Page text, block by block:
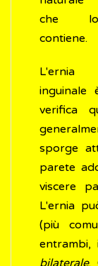
che lo
contiene.
L'ernia
inguinale
verifica
sporge
parete
viscere
L'ernia
(più
entrambi,